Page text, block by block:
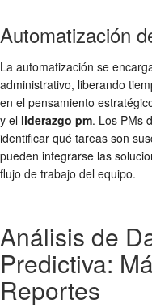
Automatización
La automatización se
administrativo, liberando
en el pensamiento
y el liderazgo pm. Los PMs
identificar qué tareas son
pueden integrarse las
flujo de trabajo del equipo.
Análisis de
Predictiva:
Reportes